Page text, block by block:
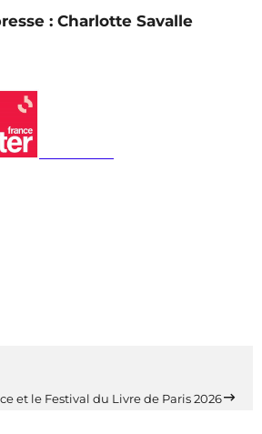
: Charlotte Savalle
et le Festival du Livre de Paris 2026